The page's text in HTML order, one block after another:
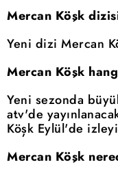
Mercan Köşk
Yeni dizi Mercan
Mercan Köşk
Yeni sezonda
atv'de
Köşk Eylül'de
Mercan Köşk